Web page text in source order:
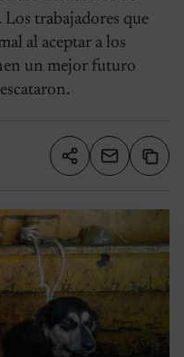
trabajadores que
al aceptar a los
un mejor futuro
Compartir